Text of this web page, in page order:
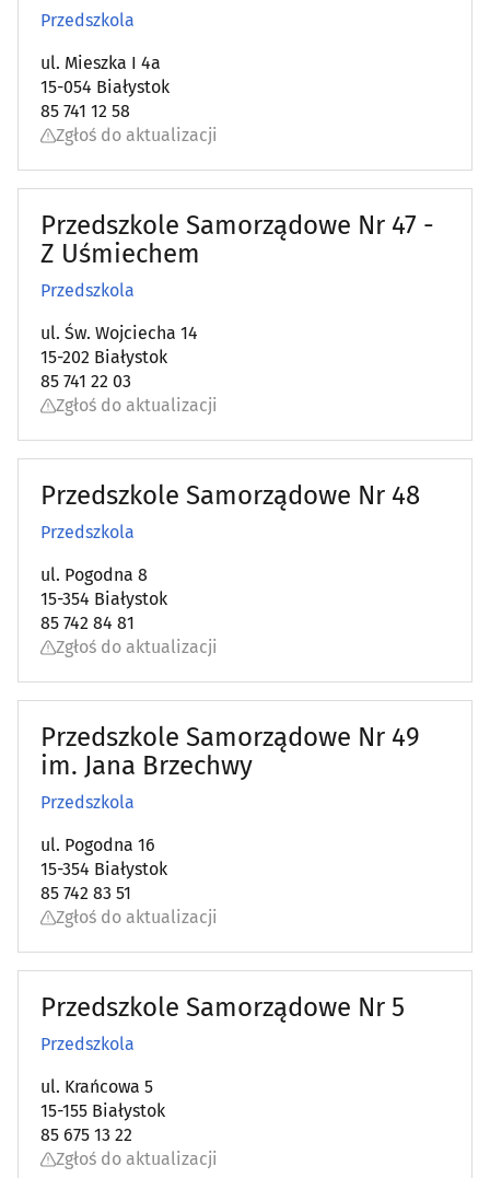
Przedszkola
ul. Mieszka I 4a
15-054 Białystok
85 741 12 58
Zgłoś do aktualizacji
Przedszkole Samorządowe Nr 47 -
Z Uśmiechem
Przedszkola
ul. Św. Wojciecha 14
15-202 Białystok
85 741 22 03
Zgłoś do aktualizacji
Przedszkole Samorządowe Nr 48
Przedszkola
ul. Pogodna 8
15-354 Białystok
85 742 84 81
Zgłoś do aktualizacji
Przedszkole Samorządowe Nr 49
im. Jana Brzechwy
Przedszkola
ul. Pogodna 16
15-354 Białystok
85 742 83 51
Zgłoś do aktualizacji
Przedszkole Samorządowe Nr 5
Przedszkola
ul. Krańcowa 5
15-155 Białystok
85 675 13 22
Zgłoś do aktualizacji